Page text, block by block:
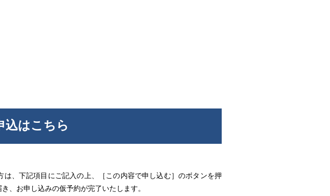
込はこちら
、下記項目にご記入の上、［この内容で申し込む］のボタンを押
、お申し込みの仮予約が完了いたします。